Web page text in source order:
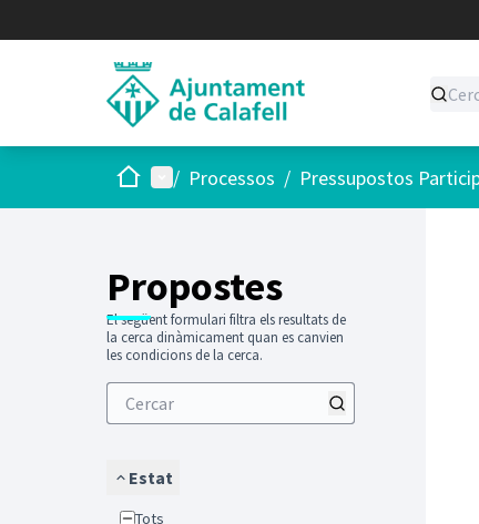
Inici Menú principal
/ Processos / Pressupostos
Propostes
El següent formulari filtra els resultats de
la cerca dinàmicament quan es canvien
les condicions de la cerca.
Estat
Tots